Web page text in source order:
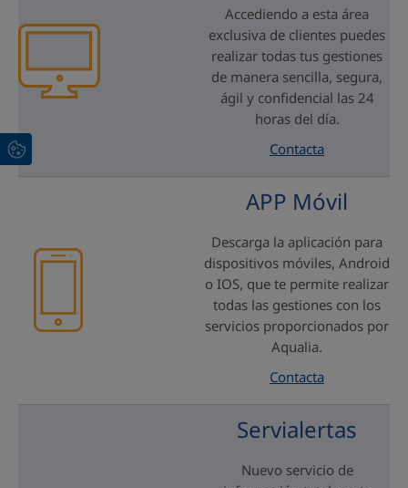
Accediendo a esta área
exclusiva de clientes puedes
realizar todas tus gestiones
de manera sencilla, segura,
ágil y confidencial las 24
horas del día.
Contacta
APP Móvil
Descarga la aplicación para
dispositivos móviles, Android
o IOS, que te permite realizar
todas las gestiones con los
servicios proporcionados por
Aqualia.
Contacta
Servialertas
Nuevo servicio de